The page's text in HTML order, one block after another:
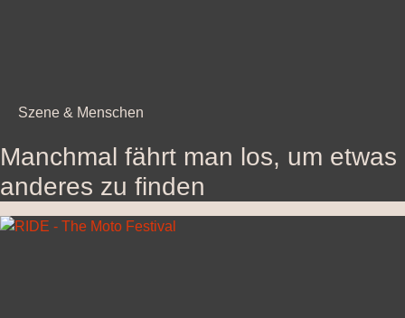
Szene & Menschen
Manchmal fährt man los, um etwas
anderes zu finden